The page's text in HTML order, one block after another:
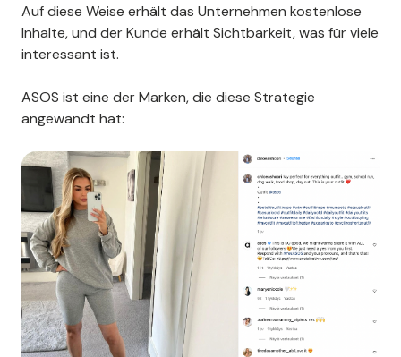
Auf diese Weise erhält das Unternehmen kostenlose
Inhalte, und der Kunde erhält Sichtbarkeit, was für viele
interessant ist.
ASOS ist eine der Marken, die diese Strategie
angewandt hat: